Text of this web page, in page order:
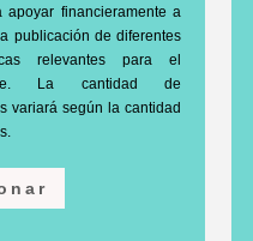
apoyar financieramente a
publicación de diferentes
relevantes para el
La cantidad de
variará según la cantidad